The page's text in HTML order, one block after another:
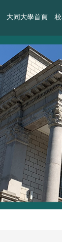
大同大學首頁